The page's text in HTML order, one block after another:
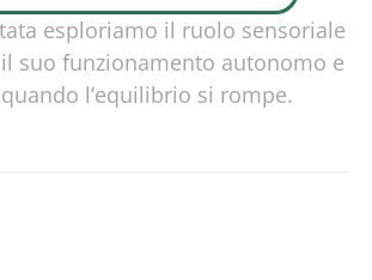
esploriamo il ruolo sensoriale
suo funzionamento autonomo e
l’equilibrio si rompe.